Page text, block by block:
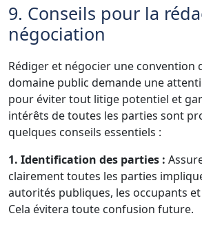
9. Conseils pour la
négociation
Rédiger et négocier une convention
domaine public demande une
pour éviter tout litige potentiel et
intérêts de toutes les parties sont
quelques conseils essentiels :
1. Identification des parties :
clairement toutes les parties
autorités publiques, les occupants
Cela évitera toute confusion future.